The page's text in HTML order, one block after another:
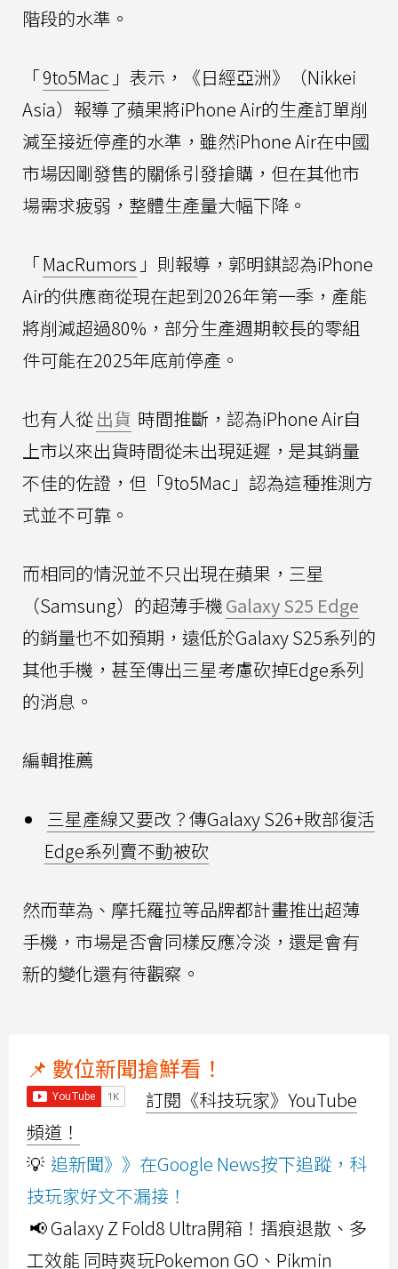
階段的水準。
「9to5Mac 」表示，《日經亞洲》（Nikkei
Asia）報導了蘋果將iPhone Air的生產訂單削
減至接近停產的水準，雖然iPhone Air在中國
市場因剛發售的關係引發搶購，但在其他市
場需求疲弱，整體生產量大幅下降。
「MacRumors 」則報導，郭明錤認為iPhone
Air的供應商從現在起到2026年第一季，產能
將削減超過80%，部分生產週期較長的零組
件可能在2025年底前停產。
也有人從出貨 時間推斷，認為iPhone Air自
上市以來出貨時間從未出現延遲，是其銷量
不佳的佐證，但「9to5Mac」認為這種推測方
式並不可靠。
而相同的情況並不只出現在蘋果，三星
（Samsung）的超薄手機Galaxy S25 Edge
的銷量也不如預期，遠低於Galaxy S25系列的
其他手機，甚至傳出三星考慮砍掉Edge系列
的消息。
編輯推薦
三星產線又要改？傳Galaxy S26+敗部復活
Edge系列賣不動被砍
然而華為、摩托羅拉等品牌都計畫推出超薄
手機，市場是否會同樣反應冷淡，還是會有
新的變化還有待觀察。
📌 數位新聞搶鮮看！
訂閱《科技玩家》YouTube
頻道！
💡 追新聞》》在Google News按下追蹤，科
技玩家好文不漏接！
📢 Galaxy Z Fold8 Ultra開箱！摺痕退散、多
工效能 同時爽玩Pokemon GO、Pikmin